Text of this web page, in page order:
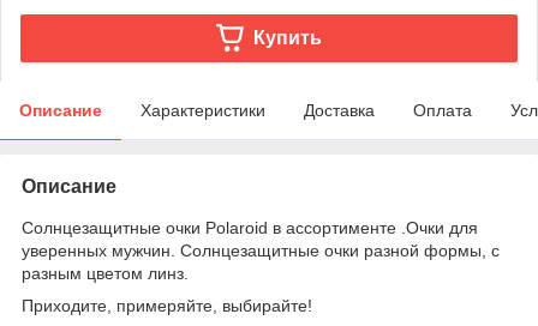
Купить
Описание Характеристики Доставка Оплата
Описание
Солнцезащитные очки Polaroid в ассортименте .Очки для
уверенных мужчин. Солнцезащитные очки разной формы, с
разным цветом линз.
Приходите, примеряйте, выбирайте!